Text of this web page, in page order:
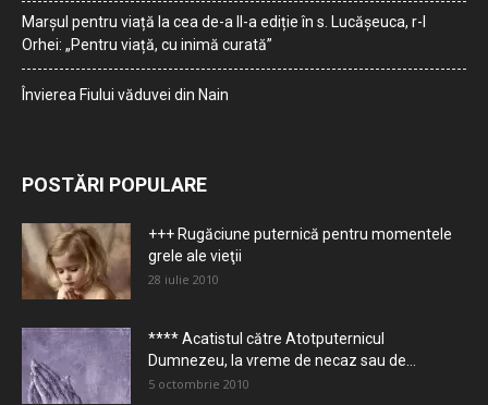
Marșul pentru viață la cea de-a II-a ediție în s. Lucășeuca, r-l
Orhei: „Pentru viață, cu inimă curată”
Învierea Fiului văduvei din Nain
POSTĂRI POPULARE
+++ Rugăciune puternică pentru momentele
grele ale vieţii
28 iulie 2010
**** Acatistul către Atotputernicul
Dumnezeu, la vreme de necaz sau de...
5 octombrie 2010